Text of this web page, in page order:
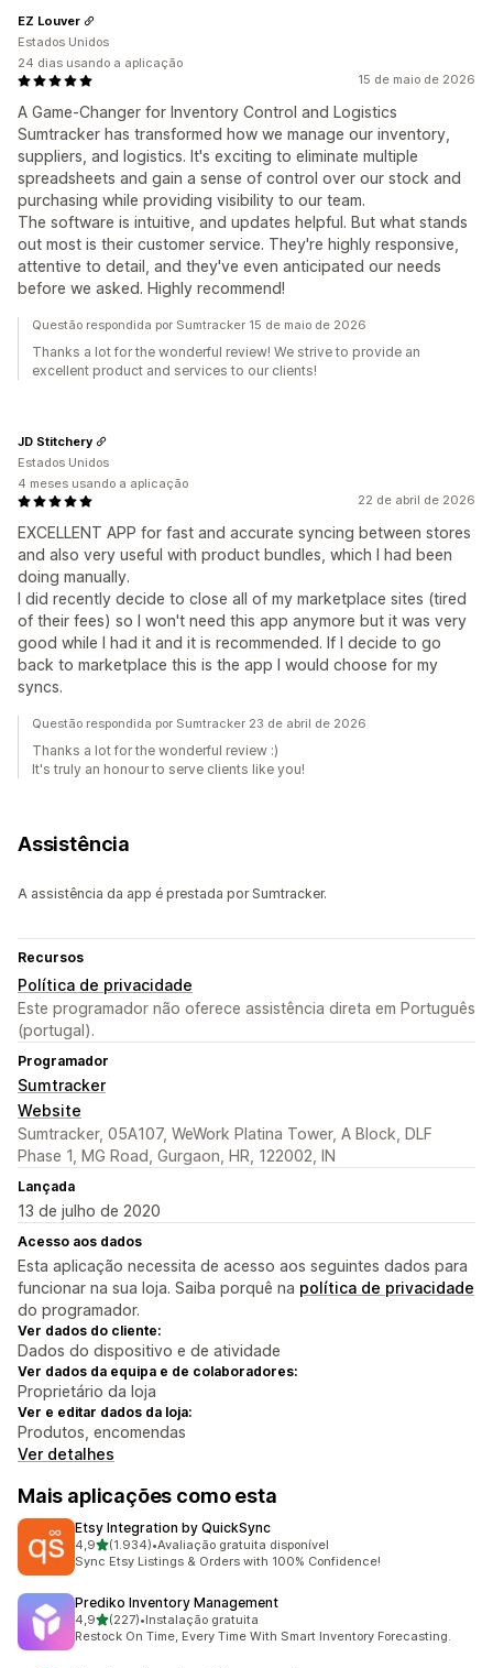
15 de maio de 2026
A Game-Changer for Inventory Control and Logistics
Sumtracker has transformed how we manage our inventory,
suppliers, and logistics. It's exciting to eliminate multiple
spreadsheets and gain a sense of control over our stock and
purchasing while providing visibility to our team.
The software is intuitive, and updates helpful. But what stands
out most is their customer service. They're highly responsive,
attentive to detail, and they've even anticipated our needs
before we asked. Highly recommend!
EZ Louver
Estados Unidos
24 dias usando a aplicação
Questão respondida por Sumtracker 15 de maio de 2026
Thanks a lot for the wonderful review! We strive to provide an
excellent product and services to our clients!
22 de abril de 2026
EXCELLENT APP for fast and accurate syncing between stores
and also very useful with product bundles, which I had been
doing manually.
I did recently decide to close all of my marketplace sites (tired
of their fees) so I won't need this app anymore but it was very
good while I had it and it is recommended. If I decide to go
back to marketplace this is the app I would choose for my
syncs.
JD Stitchery
Estados Unidos
4 meses usando a aplicação
Questão respondida por Sumtracker 23 de abril de 2026
Thanks a lot for the wonderful review :)
It's truly an honour to serve clients like you!
Assistência
A assistência da app é prestada por Sumtracker.
Recursos
Política de privacidade
Este programador não oferece assistência direta em Português
(portugal).
Programador
Sumtracker
Website
Sumtracker, 05A107, WeWork Platina Tower, A Block, DLF
Phase 1, MG Road, Gurgaon, HR, 122002, IN
Lançada
13 de julho de 2020
Acesso aos dados
Esta aplicação necessita de acesso aos seguintes dados para
funcionar na sua loja. Saiba porquê na política de privacidade
do programador.
Ver dados do cliente:
Dados do dispositivo e de atividade
Ver dados da equipa e de colaboradores:
Proprietário da loja
Ver e editar dados da loja:
Produtos, encomendas
Ver detalhes
Mais aplicações como esta
Etsy Integration by QuickSync
4,9de 5 estrelas
(1.934)
1934 total de avaliações
•Avaliação gratuita disponível
Sync Etsy Listings & Orders with 100% Confidence!
Prediko Inventory Management
4,9de 5 estrelas
(227)
227 total de avaliações
•Instalação gratuita
Restock On Time, Every Time With Smart Inventory Forecasting.